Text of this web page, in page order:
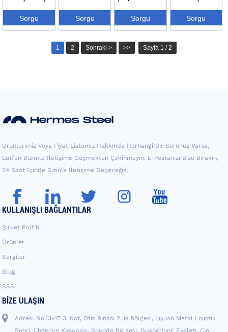
desen 4×8
paslan...
Sorgu
Kapısı C...
Sorgu
aşındırma...
Sorgu
316 304
dekor...
Sorgu
1 2 Sonraki > >> Sayfa 1 / 2
Ürünlerimiz Veya Fiyat Listemiz Hakkında Herhangi Bir Sorunuz Varsa,
Lütfen Bizimle Iletişime Geçmekten Çekinmeyin. E-Postanızı Bize Bırakın,
24 Saat Içinde Sizinle Iletişime Geçeceğiz.
KULLANIŞLI BAĞLANTILAR
Şirket Profili
Ürünler
Sergiler
Blog
SSS
BIZE ULAŞIN
Adres: No.13-17 3. Kat, Ofis Binası 2, H Bölgesi, Liyuan Metal Lojistik